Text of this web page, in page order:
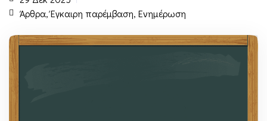
Άρθρα,Έγκαιρη παρέμβαση, Ενημέρωση